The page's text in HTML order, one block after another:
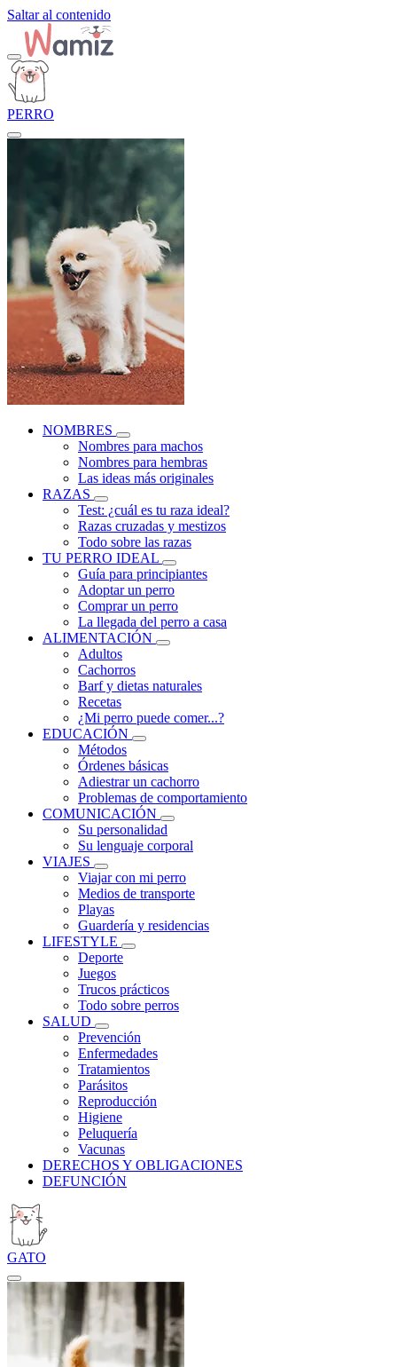
Saltar al contenido
PERRO
NOMBRES
Nombres para machos
Nombres para hembras
Las ideas más originales
RAZAS
Test: ¿cuál es tu raza ideal?
Razas cruzadas y mestizos
Todo sobre las razas
TU PERRO IDEAL
Guía para principiantes
Adoptar un perro
Comprar un perro
La llegada del perro a casa
ALIMENTACIÓN
Adultos
Cachorros
Barf y dietas naturales
Recetas
¿Mi perro puede comer...?
EDUCACIÓN
Métodos
Órdenes básicas
Adiestrar un cachorro
Problemas de comportamiento
COMUNICACIÓN
Su personalidad
Su lenguaje corporal
VIAJES
Viajar con mi perro
Medios de transporte
Playas
Guardería y residencias
LIFESTYLE
Deporte
Juegos
Trucos prácticos
Todo sobre perros
SALUD
Prevención
Enfermedades
Tratamientos
Parásitos
Reproducción
Higiene
Peluquería
Vacunas
DERECHOS Y OBLIGACIONES
DEFUNCIÓN
GATO